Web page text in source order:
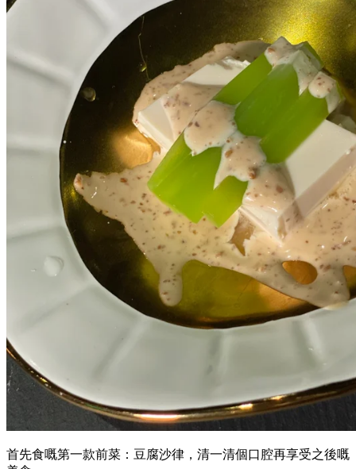
首先食嘅第一款前菜：豆腐沙律，清一清個口腔再享受之後嘅